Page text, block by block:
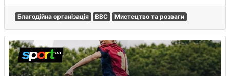
Благодійна організація BBC Мистецтво та розваги